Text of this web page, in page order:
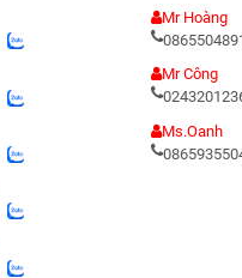
Mr Hoàng
Mr Công
Ms.Oanh